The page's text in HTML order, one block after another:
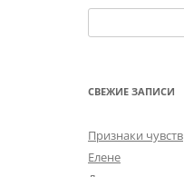
СВЕЖИЕ ЗАПИСИ
Признаки чувств
Елене